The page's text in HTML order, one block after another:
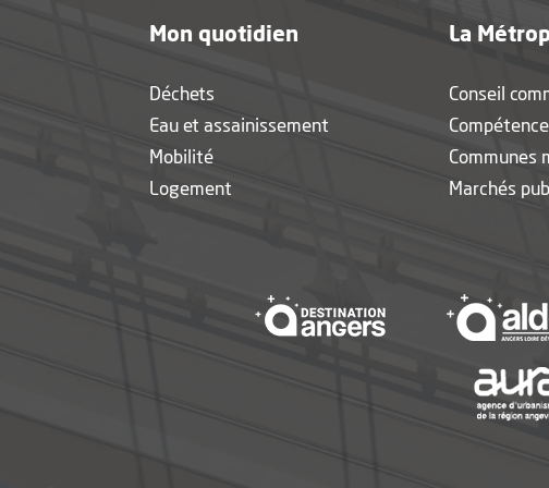
Mon quotidien
Déchets
Eau et assainissement
Mobilité
Logement
La
Conseil
Communes
Marchés
, Ouvre une